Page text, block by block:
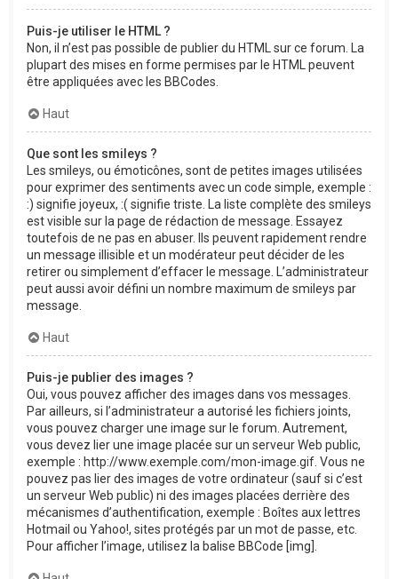
Puis-je utiliser le HTML ?
Non, il n’est pas possible de publier du HTML sur ce forum. La
plupart des mises en forme permises par le HTML peuvent
être appliquées avec les BBCodes.
Haut
Que sont les smileys ?
Les smileys, ou émoticônes, sont de petites images utilisées
pour exprimer des sentiments avec un code simple, exemple :
:) signifie joyeux, :( signifie triste. La liste complète des smileys
est visible sur la page de rédaction de message. Essayez
toutefois de ne pas en abuser. Ils peuvent rapidement rendre
un message illisible et un modérateur peut décider de les
retirer ou simplement d’effacer le message. L’administrateur
peut aussi avoir défini un nombre maximum de smileys par
message.
Haut
Puis-je publier des images ?
Oui, vous pouvez afficher des images dans vos messages.
Par ailleurs, si l’administrateur a autorisé les fichiers joints,
vous pouvez charger une image sur le forum. Autrement,
vous devez lier une image placée sur un serveur Web public,
exemple : http://www.exemple.com/mon-image.gif. Vous ne
pouvez pas lier des images de votre ordinateur (sauf si c’est
un serveur Web public) ni des images placées derrière des
mécanismes d’authentification, exemple : Boîtes aux lettres
Hotmail ou Yahoo!, sites protégés par un mot de passe, etc.
Pour afficher l’image, utilisez la balise BBCode [img].